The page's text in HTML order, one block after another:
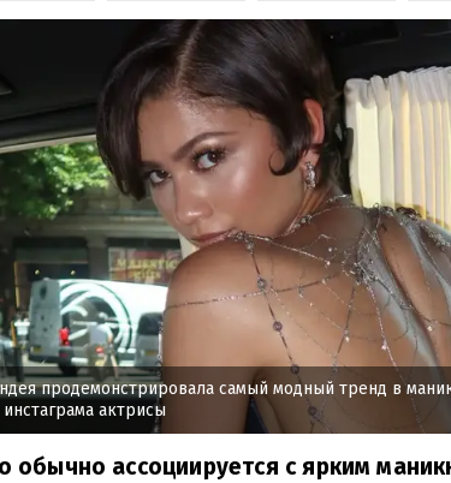
продемонстрировала самый модный тренд в
инстаграма актрисы
обычно ассоциируется с ярким